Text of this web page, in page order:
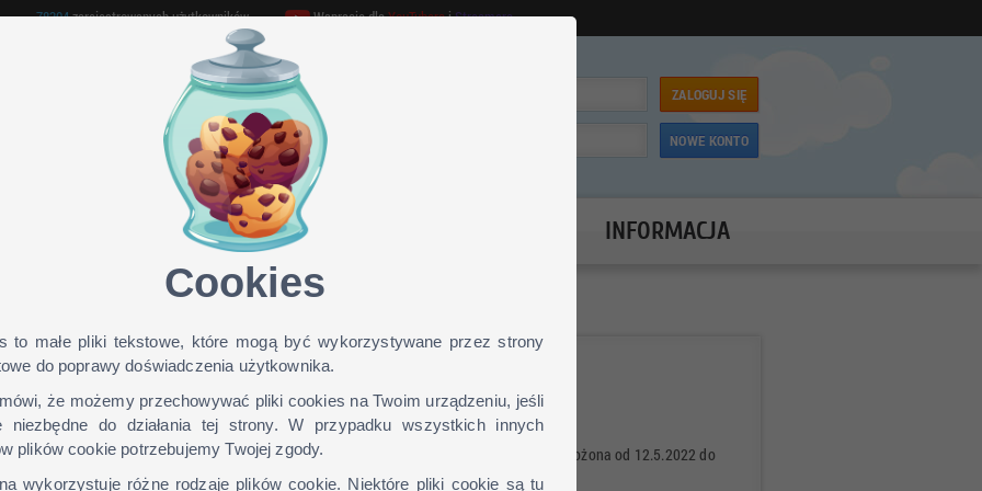
Cookies
to małe pliki tekstowe, które mogą być wykorzystywane przez strony
do poprawy doświadczenia użytkownika.
że możemy przechowywać pliki cookies na Twoim urządzeniu, jeśli
niezbędne do działania tej strony. W przypadku wszystkich innych
plików cookie potrzebujemy Twojej zgody.
wykorzystuje różne rodzaje plików cookie. Niektóre pliki cookie są tu
78304zarejestrowanych użytkowników Wspracie dlaYouTuberaiStreamera
ZALOGUJ SIĘ
NOWE KONTO
TEAMSPEAK 3 INFORMACJA
o wartości do 2.500 PLN
o wartości do 2.500 PLN
do 2.500 PLN + internet na 6 miesięcy ZA DARMO
Twoim zdaniem całkowita długość sieci światłowodowej
, która została przez nas ułożona od 12.5.2022 do